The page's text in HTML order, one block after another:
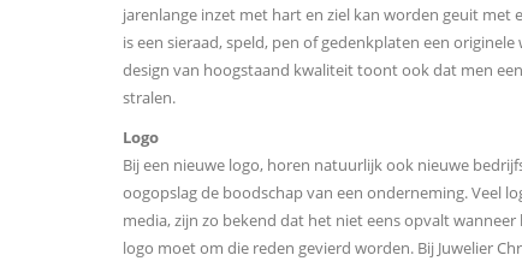
jarenlange inzet met hart en ziel kan worden geuit met
is een sieraad, speld, pen of gedenkplaten een
design van hoogstaand kwaliteit toont ook dat men
stralen.
Logo
Bij een nieuwe logo, horen natuurlijk ook nieuwe
oogopslag de boodschap van een onderneming. Veel
media, zijn zo bekend dat het niet eens opvalt
logo moet om die reden gevierd worden. Bij Juwelier